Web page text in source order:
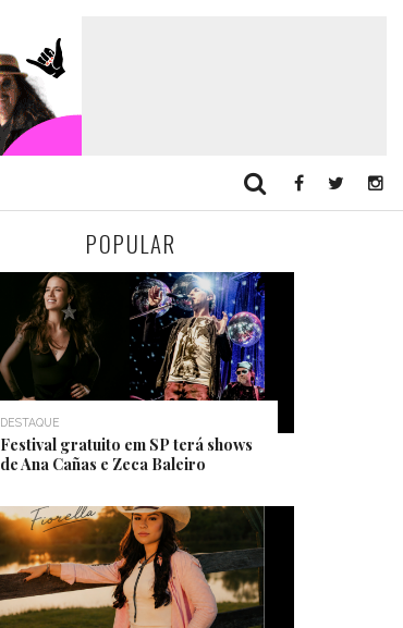
POPULAR
DESTAQUE
Festival gratuito em SP terá shows
de Ana Cañas e Zeca Baleiro